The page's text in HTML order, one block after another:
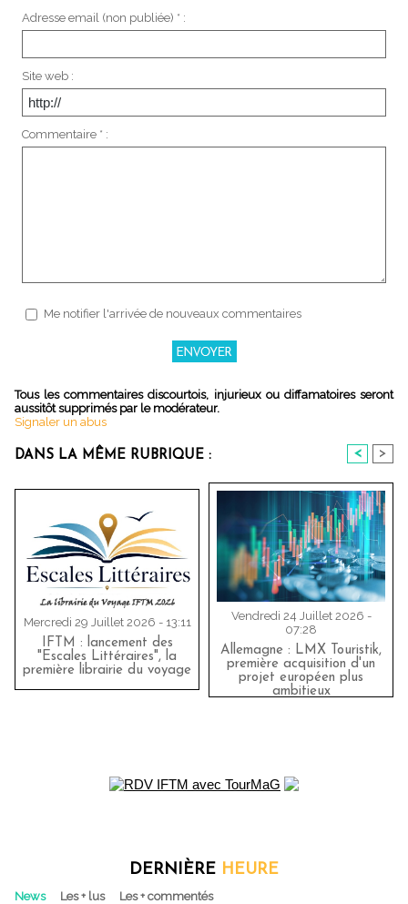
Adresse email (non publiée) * :
Site web :
Commentaire * :
Me notifier l'arrivée de nouveaux commentaires
Tous les commentaires discourtois, injurieux ou diffamatoires seront
aussitôt supprimés par le modérateur.
Signaler un abus
DANS LA MÊME RUBRIQUE : < >
Mercredi 29 Juillet 2026 - 13:11
IFTM : lancement des
"Escales Littéraires", la
première librairie du voyage
Vendredi 24 Juillet 2026 -
07:28
Allemagne : LMX Touristik,
première acquisition d'un
projet européen plus
ambitieux
DERNIÈRE HEURE
News Les + lus Les + commentés